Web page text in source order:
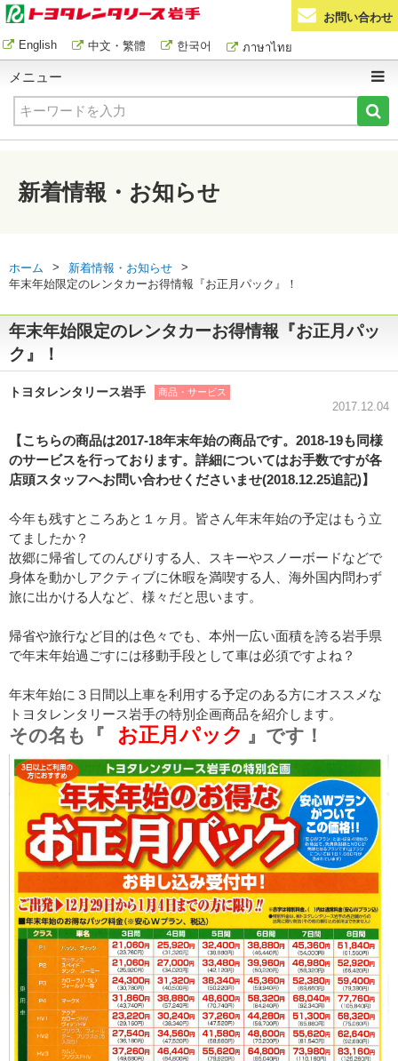
お問い合わせ
English 中文・繁體 한국어 ภาษาไทย
メニュー
新着情報・お知らせ
ホーム > 新着情報・お知らせ
>
年末年始限定のレンタカーお得情報『お正月パック』！
年末年始限定のレンタカーお得情報『お正月パッ
ク』！
トヨタレンタリース岩手 商品・サービス
2017.12.04
【こちらの商品は2017-18年末年始の商品です。2018-19も同様
のサービスを行っております。詳細についてはお手数ですが各
店頭スタッフへお問い合わせくださいませ(2018.12.25追記)】
今年も残すところあと１ヶ月。皆さん年末年始の予定はもう立
てましたか？
故郷に帰省してのんびりする人、スキーやスノーボードなどで
身体を動かしアクティブに休暇を満喫する人、海外国内問わず
旅に出かける人など、様々だと思います。
帰省や旅行など目的は色々でも、本州一広い面積を誇る岩手県
で年末年始過ごすには移動手段として車は必須ですよね？
年末年始に３日間以上車を利用する予定のある方にオススメな
トヨタレンタリース岩手の特別企画商品を紹介します。
その名も『 お正月パック 』です！